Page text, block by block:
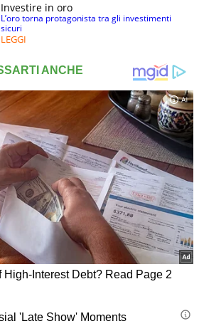
Investire in oro
L’oro torna protagonista tra gli investimenti
sicuri
LEGGI